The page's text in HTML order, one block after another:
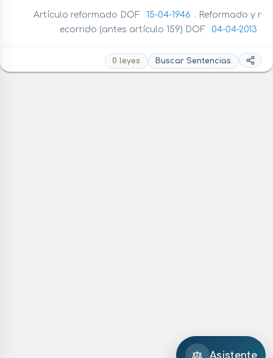
Artículo reformado DOF 15-04-1946 . Reformado y r
ecorrido (antes artículo 159) DOF
04-04-2013
0 leyes Buscar Sentencias
Asistente